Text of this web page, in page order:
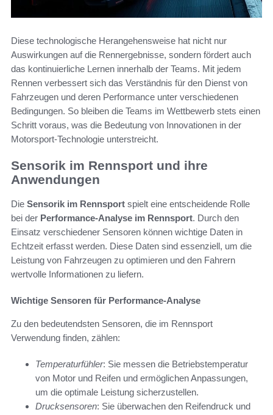
Diese technologische Herangehensweise hat nicht nur
Auswirkungen auf die Rennergebnisse, sondern fördert auch
das kontinuierliche Lernen innerhalb der Teams. Mit jedem
Rennen verbessert sich das Verständnis für den Dienst von
Fahrzeugen und deren Performance unter verschiedenen
Bedingungen. So bleiben die Teams im Wettbewerb stets einen
Schritt voraus, was die Bedeutung von Innovationen in der
Motorsport-Technologie unterstreicht.
Sensorik im Rennsport und ihre
Anwendungen
Die Sensorik im Rennsport spielt eine entscheidende Rolle
bei der Performance-Analyse im Rennsport. Durch den
Einsatz verschiedener Sensoren können wichtige Daten in
Echtzeit erfasst werden. Diese Daten sind essenziell, um die
Leistung von Fahrzeugen zu optimieren und den Fahrern
wertvolle Informationen zu liefern.
Wichtige Sensoren für Performance-Analyse
Zu den bedeutendsten Sensoren, die im Rennsport
Verwendung finden, zählen:
Temperaturfühler: Sie messen die Betriebstemperatur
von Motor und Reifen und ermöglichen Anpassungen,
um die optimale Leistung sicherzustellen.
Drucksensoren: Sie überwachen den Reifendruck und